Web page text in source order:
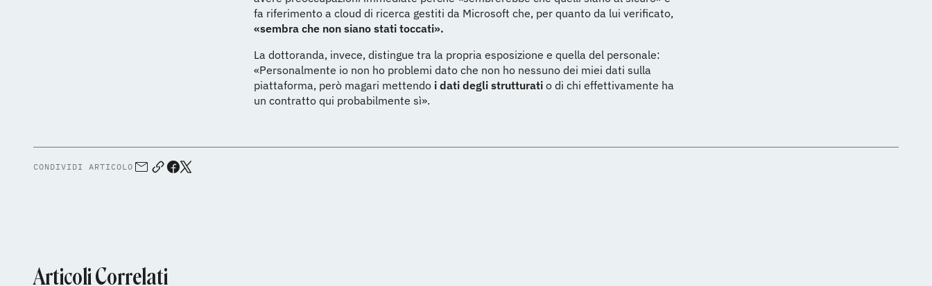
fa riferimento a cloud di ricerca gestiti da Microsoft che, per quanto da lui verificato,
«sembra che non siano stati toccati».
La dottoranda, invece, distingue tra la propria esposizione e quella del personale:
«Personalmente io non ho problemi dato che non ho nessuno dei miei dati sulla
piattaforma, però magari mettendo i dati degli strutturati o di chi effettivamente ha
un contratto qui probabilmente sì».
CONDIVIDI ARTICOLO
Articoli Correlati